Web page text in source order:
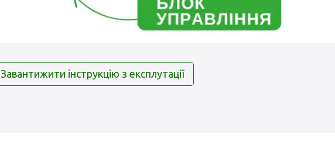
Завантижити інструкцію з експлутації